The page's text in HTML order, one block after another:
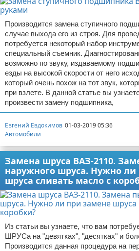
Производится замена ступичного
случае выхода его из строя. Для
потребуется некоторый набор
специальный съемник.
возможно по звуку, издаваемому
езды на высокой скорости от него
который очень похож на тот звук,
при взлете. В данной статье вы
произвести замену подшипника,
Евгений Евдокимов 01-03-2019 05:36
Автомобили
Замена шруса ВАЗ-2110.
наружного шруса. Нужно ли
шруса сливать масло с
Из статьи вы узнаете, что вам
ШРУСа на "девятках", "десятках" и
Производится данная процедура на